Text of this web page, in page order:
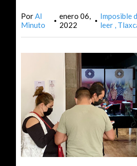
PorAl
Minuto
• enero 06,
2022
• Imposible
leer